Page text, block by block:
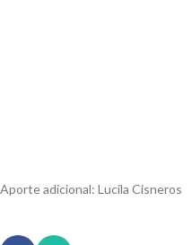
Aporte adicional: Lucila Cisneros